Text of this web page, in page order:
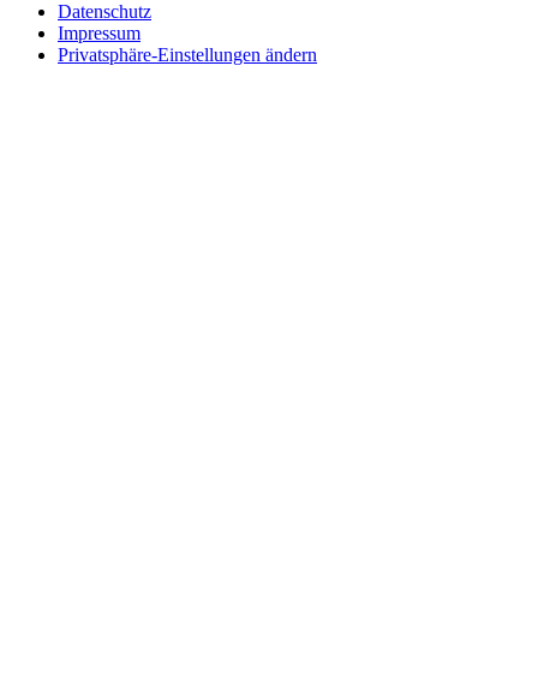
Datenschutz
Impressum
Privatsphäre-Einstellungen ändern